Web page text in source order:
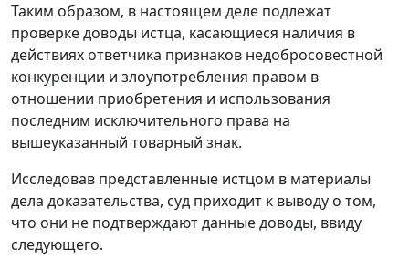
Таким образом, в настоящем деле подлежат
проверке доводы истца, касающиеся наличия в
действиях ответчика признаков недобросовестной
конкуренции и злоупотребления правом в
отношении приобретения и использования
последним исключительного права на
вышеуказанный товарный знак.
Исследовав представленные истцом в материалы
дела доказательства, суд приходит к выводу о том,
что они не подтверждают данные доводы, ввиду
следующего.